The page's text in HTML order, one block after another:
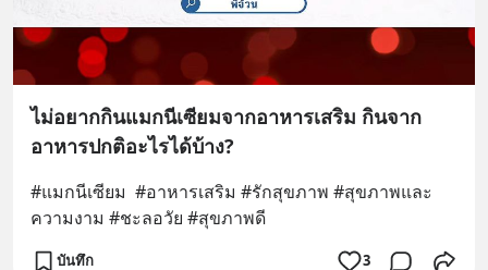
ไม่อยากกินแมกนีเซียมจากอาหารเสริม กินจาก
อาหารปกติอะไรได้บ้าง?
#แมกนีเซียม  #อาหารเสริม #รักสุขภาพ #สุขภาพและ
ความงาม #ชะลอวัย #สุขภาพดี
บันทึก 3